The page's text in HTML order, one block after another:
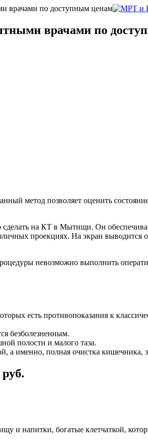
по доступным ценам
врачами по
метод позволяет оценить
на КТ в Мытищи. Он
проекциях. На экран
невозможно выполнить
есть противопоказания к
безболезненным.
полости и малого таза.
а именно, полная очистка кишечника,
и напитки, богатые клетчаткой,